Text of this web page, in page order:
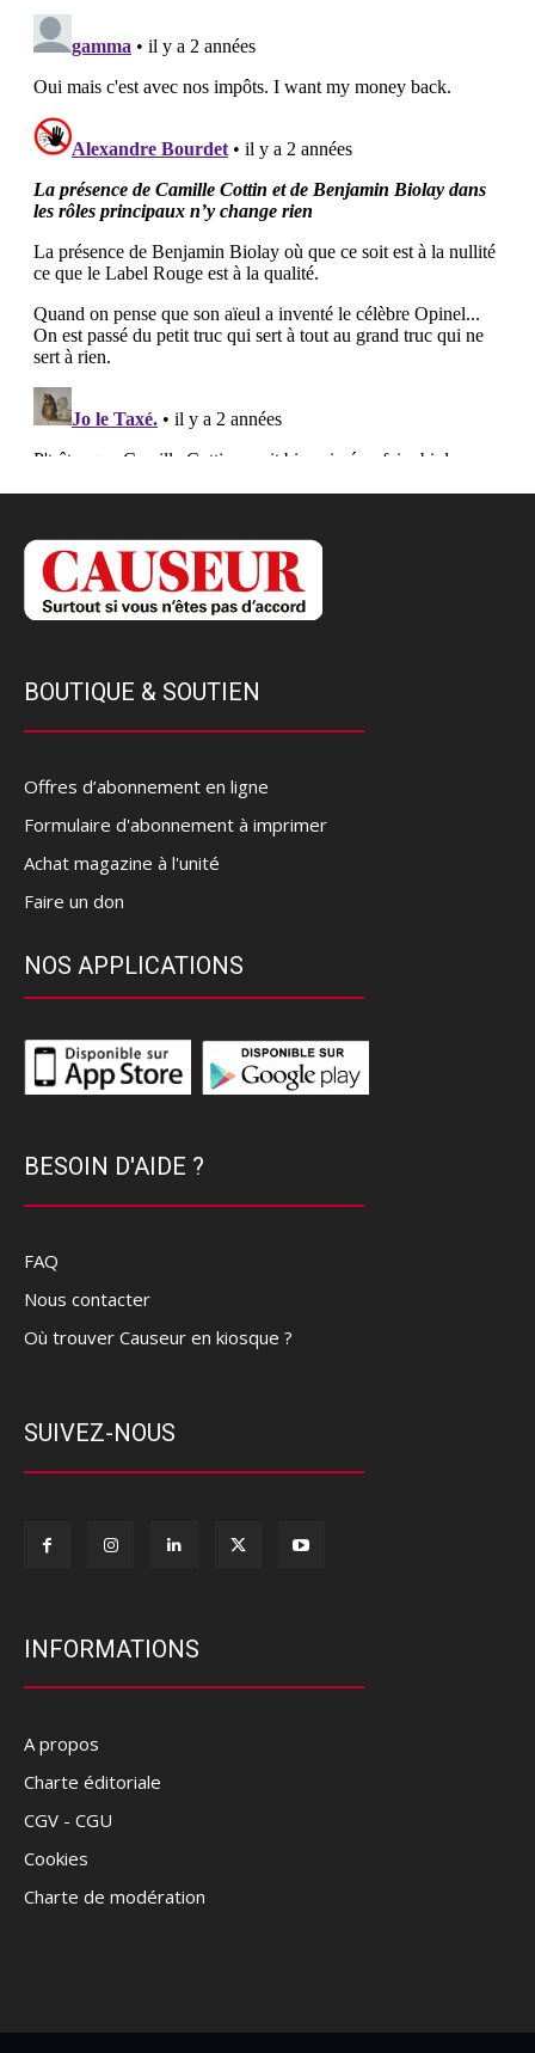
BOUTIQUE & SOUTIEN
Offres d’abonnement en ligne
Formulaire d'abonnement à imprimer
Achat magazine à l'unité
Faire un don
NOS APPLICATIONS
BESOIN D'AIDE ?
FAQ
Nous contacter
Où trouver Causeur en kiosque ?
SUIVEZ-NOUS
INFORMATIONS
A propos
Charte éditoriale
CGV - CGU
Cookies
Charte de modération